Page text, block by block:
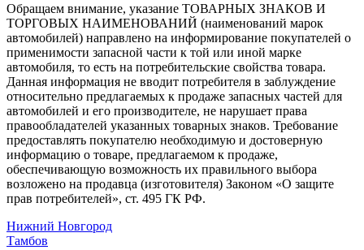
Обращаем внимание, указание ТОВАРНЫХ ЗНАКОВ И
ТОРГОВЫХ НАИМЕНОВАНИЙ (наименований марок
автомобилей) направлено на информирование покупателей о
применимости запасной части к той или иной марке
автомобиля, то есть на потребительские свойства товара.
Данная информация не вводит потребителя в заблуждение
относительно предлагаемых к продаже запасных частей для
автомобилей и его производителе, не нарушает права
правообладателей указанных товарных знаков. Требование
предоставлять покупателю необходимую и достоверную
информацию о товаре, предлагаемом к продаже,
обеспечивающую возможность их правильного выбора
возложено на продавца (изготовителя) Законом «О защите
прав потребителей», ст. 495 ГК РФ.
Нижний Новгород
Тамбов